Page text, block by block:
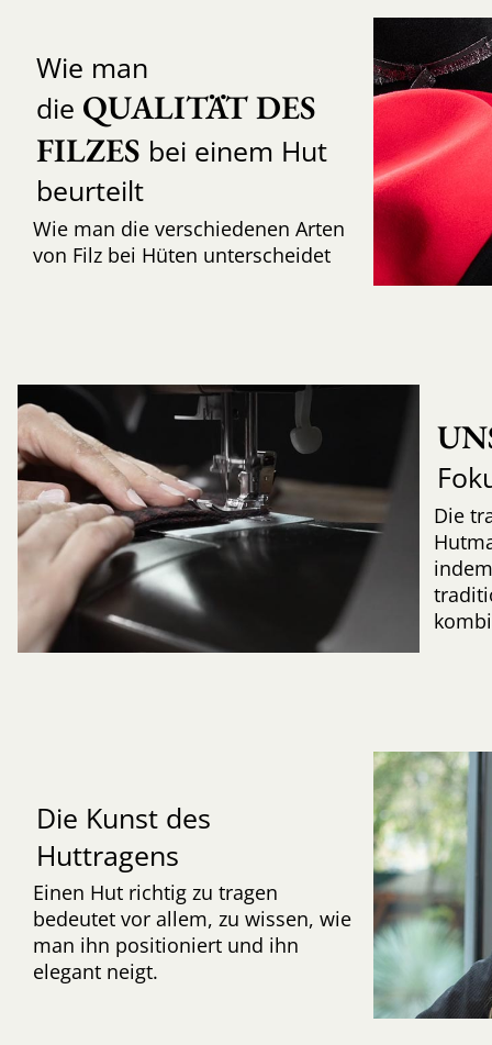
Wie man
die QUALITÄT DES
FILZES bei einem Hut
beurteilt
Wie man die verschiedenen Arten
von Filz bei Hüten unterscheidet
Die
Die Kunst des
Huttragens
Einen Hut richtig zu tragen
bedeutet vor allem, zu wissen, wie
man ihn positioniert und ihn
elegant neigt.